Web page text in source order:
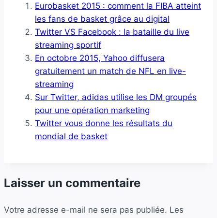
Eurobasket 2015 : comment la FIBA atteint
les fans de basket grâce au digital
Twitter VS Facebook : la bataille du live
streaming sportif
En octobre 2015, Yahoo diffusera
gratuitement un match de NFL en live-
streaming
Sur Twitter, adidas utilise les DM groupés
pour une opération marketing
Twitter vous donne les résultats du
mondial de basket
Laisser un commentaire
Votre adresse e-mail ne sera pas publiée. Les